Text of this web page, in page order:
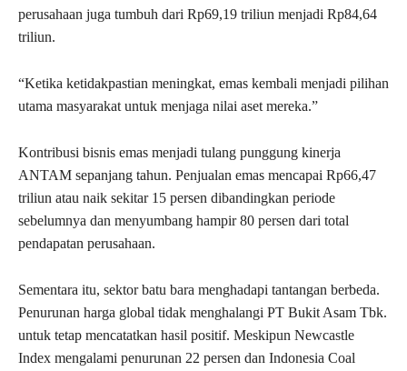
perusahaan juga tumbuh dari Rp69,19 triliun menjadi Rp84,64
triliun.
“Ketika ketidakpastian meningkat, emas kembali menjadi pilihan
utama masyarakat untuk menjaga nilai aset mereka.”
Kontribusi bisnis emas menjadi tulang punggung kinerja
ANTAM sepanjang tahun. Penjualan emas mencapai Rp66,47
triliun atau naik sekitar 15 persen dibandingkan periode
sebelumnya dan menyumbang hampir 80 persen dari total
pendapatan perusahaan.
Sementara itu, sektor batu bara menghadapi tantangan berbeda.
Penurunan harga global tidak menghalangi PT Bukit Asam Tbk.
untuk tetap mencatatkan hasil positif. Meskipun Newcastle
Index mengalami penurunan 22 persen dan Indonesia Coal